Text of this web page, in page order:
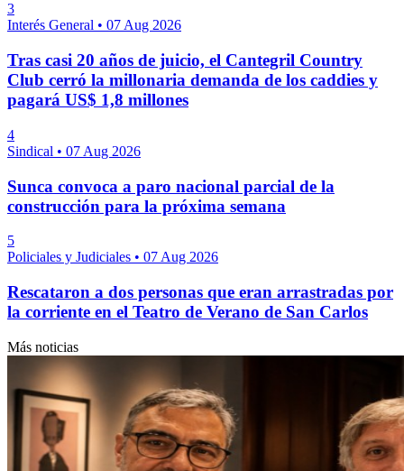
3
Interés General • 07 Aug 2026
Tras casi 20 años de juicio, el Cantegril Country
Club cerró la millonaria demanda de los caddies y
pagará US$ 1,8 millones
4
Sindical • 07 Aug 2026
Sunca convoca a paro nacional parcial de la
construcción para la próxima semana
5
Policiales y Judiciales • 07 Aug 2026
Rescataron a dos personas que eran arrastradas por
la corriente en el Teatro de Verano de San Carlos
Más noticias